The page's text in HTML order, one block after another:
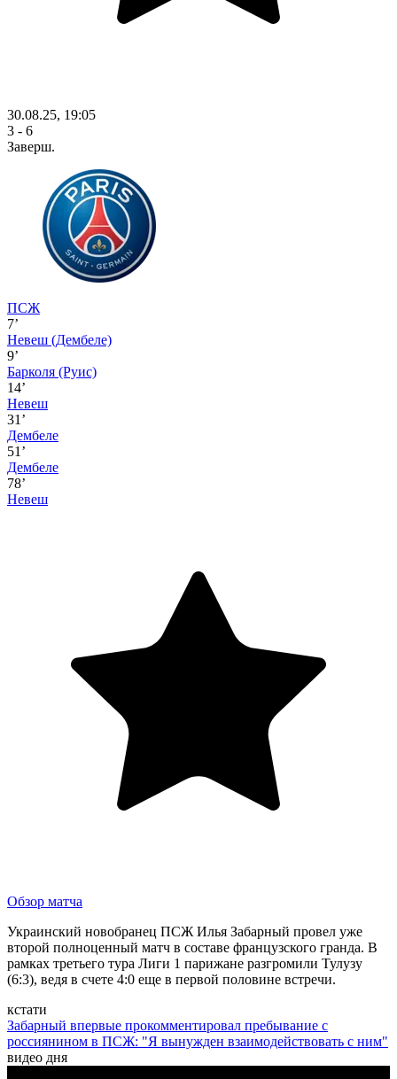
30.08.25, 19:05
3 - 6
Заверш.
ПСЖ
7’
Невеш (Дембеле)
9’
Барколя (Руис)
14’
Невеш
31’
Дембеле
51’
Дембеле
78’
Невеш
Обзор матча
Украинский новобранец ПСЖ Илья Забарный провел уже
второй полноценный матч в составе французского гранда. В
рамках третьего тура Лиги 1 парижане разгромили Тулузу
(6:3), ведя в счете 4:0 еще в первой половине встречи.
кстати
Забарный впервые прокомментировал пребывание с
россиянином в ПСЖ: "Я вынужден взаимодействовать с ним"
видео дня